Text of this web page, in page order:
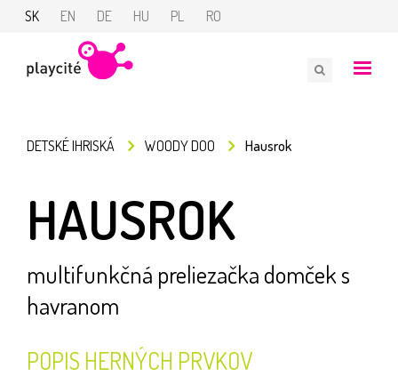
SK EN DE HU PL RO
DETSKÉ IHRISKÁ WOODY DOO Hausrok
HAUSROK
multifunkčná preliezačka domček s
havranom
POPIS HERNÝCH PRVKOV